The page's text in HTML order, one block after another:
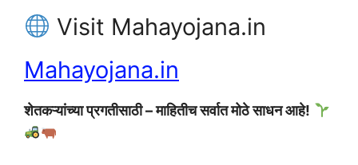
Visit Mahayojana.in
Mahayojana.in
शेतकऱ्यांच्या प्रगतीसाठी – माहितीच सर्वात मोठे साधन आहे!